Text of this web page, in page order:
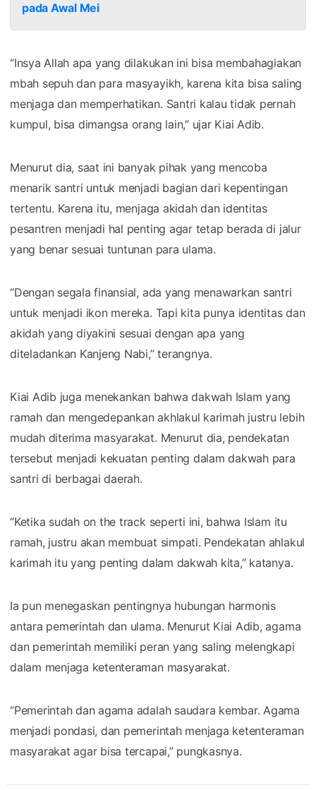
pada Awal Mei
“Insya Allah apa yang dilakukan ini bisa membahagiakan
mbah sepuh dan para masyayikh, karena kita bisa saling
menjaga dan memperhatikan. Santri kalau tidak pernah
kumpul, bisa dimangsa orang lain,” ujar Kiai Adib.
Menurut dia, saat ini banyak pihak yang mencoba
menarik santri untuk menjadi bagian dari kepentingan
tertentu. Karena itu, menjaga akidah dan identitas
pesantren menjadi hal penting agar tetap berada di jalur
yang benar sesuai tuntunan para ulama.
“Dengan segala finansial, ada yang menawarkan santri
untuk menjadi ikon mereka. Tapi kita punya identitas dan
akidah yang diyakini sesuai dengan apa yang
diteladankan Kanjeng Nabi,” terangnya.
Kiai Adib juga menekankan bahwa dakwah Islam yang
ramah dan mengedepankan akhlakul karimah justru lebih
mudah diterima masyarakat. Menurut dia, pendekatan
tersebut menjadi kekuatan penting dalam dakwah para
santri di berbagai daerah.
“Ketika sudah on the track seperti ini, bahwa Islam itu
ramah, justru akan membuat simpati. Pendekatan ahlakul
karimah itu yang penting dalam dakwah kita,” katanya.
Ia pun menegaskan pentingnya hubungan harmonis
antara pemerintah dan ulama. Menurut Kiai Adib, agama
dan pemerintah memiliki peran yang saling melengkapi
dalam menjaga ketenteraman masyarakat.
“Pemerintah dan agama adalah saudara kembar. Agama
menjadi pondasi, dan pemerintah menjaga ketenteraman
masyarakat agar bisa tercapai,” pungkasnya.